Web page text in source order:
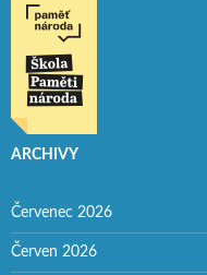
ARCHIVY
Červenec 2026
Červen 2026